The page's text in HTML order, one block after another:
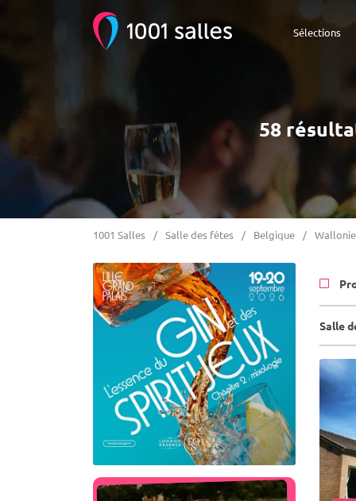
Sélections
58
1001 Salles Salle des fêtes Belgique Wallonie
Salle